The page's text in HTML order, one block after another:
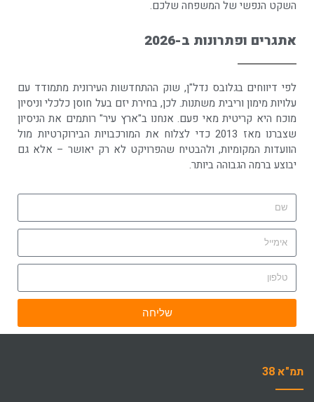
השקט הנפשי של המשפחה שלכם.
אתגרים ופתרונות ב-2026
לפי דיווחים בגלובס נדל"ן, שוק ההתחדשות העירונית מתמודד עם
עלויות מימון וריבית משתנות. לכן, בחירת יזם בעל חוסן כלכלי וניסיון
מוכח היא קריטית מאי פעם. אנחנו ב"ארץ עיר" רותמים את הניסיון
שצברנו מאז 2013 כדי לצלוח את המורכבויות הבירוקרטיות מול
הוועדות המקומיות, ולהבטיח שהפרויקט לא רק יאושר – אלא גם
יבוצע ברמה הגבוהה ביותר.
שליחה
תמ"א 38